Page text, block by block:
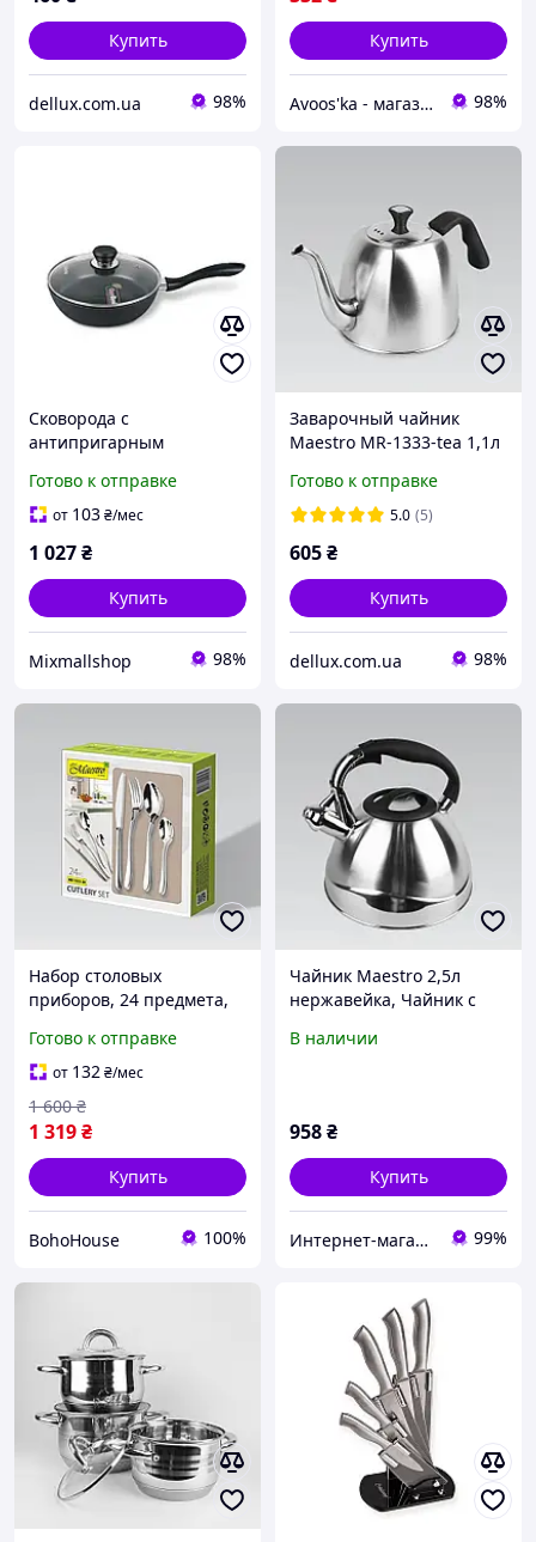
Купить
dellux.com.ua 98%
Купить
Avoos'ka - магазин для Вашого дому та комфорту,) 98%
Сковорода с
антипригарным
с крышкой MAESTRO MR-
1205-28 | сковородка
Готово к отправке
от 103₴/мес
1 027₴
Купить
Mixmallshop 98%
Заварочный чайник
Maestro MR-1333-tea 1,1л
Готово к отправке
5.0 (5)
605₴
Купить
dellux.com.ua 98%
Набор столовых
приборов, 24 предмета,
Готово к отправке
от 132₴/мес
1 319₴
1 600 ₴
Купить
BohoHouse 100%
Чайник Maestro 2,5л
нержавейка, Чайник с
нержавейка, Чайник со
В наличии
958₴
Купить
Интернет-магазин "TUDOM" 99%